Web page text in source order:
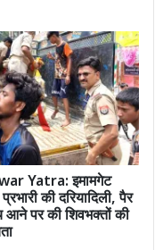
Yatra: इमामगेट
की दरियादिली, पैर
आने पर की शिवभक्तों की